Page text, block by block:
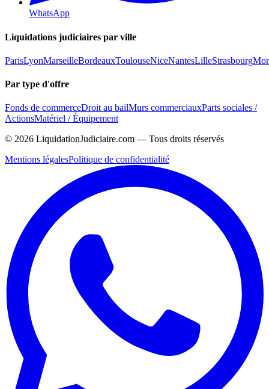
WhatsApp
Liquidations judiciaires par ville
ParisLyonMarseilleBordeauxToulouseNiceNantesLilleStrasbourg
Par type d'offre
Fonds de commerceDroit au bailMurs commerciauxParts sociales /
ActionsMatériel / Équipement
© 2026 LiquidationJudiciaire.com — Tous droits réservés
Mentions légalesPolitique de confidentialité